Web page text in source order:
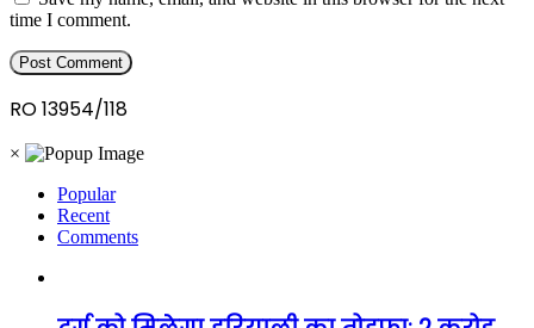
time I comment.
RO 13954/118
×
Popular
Recent
Comments